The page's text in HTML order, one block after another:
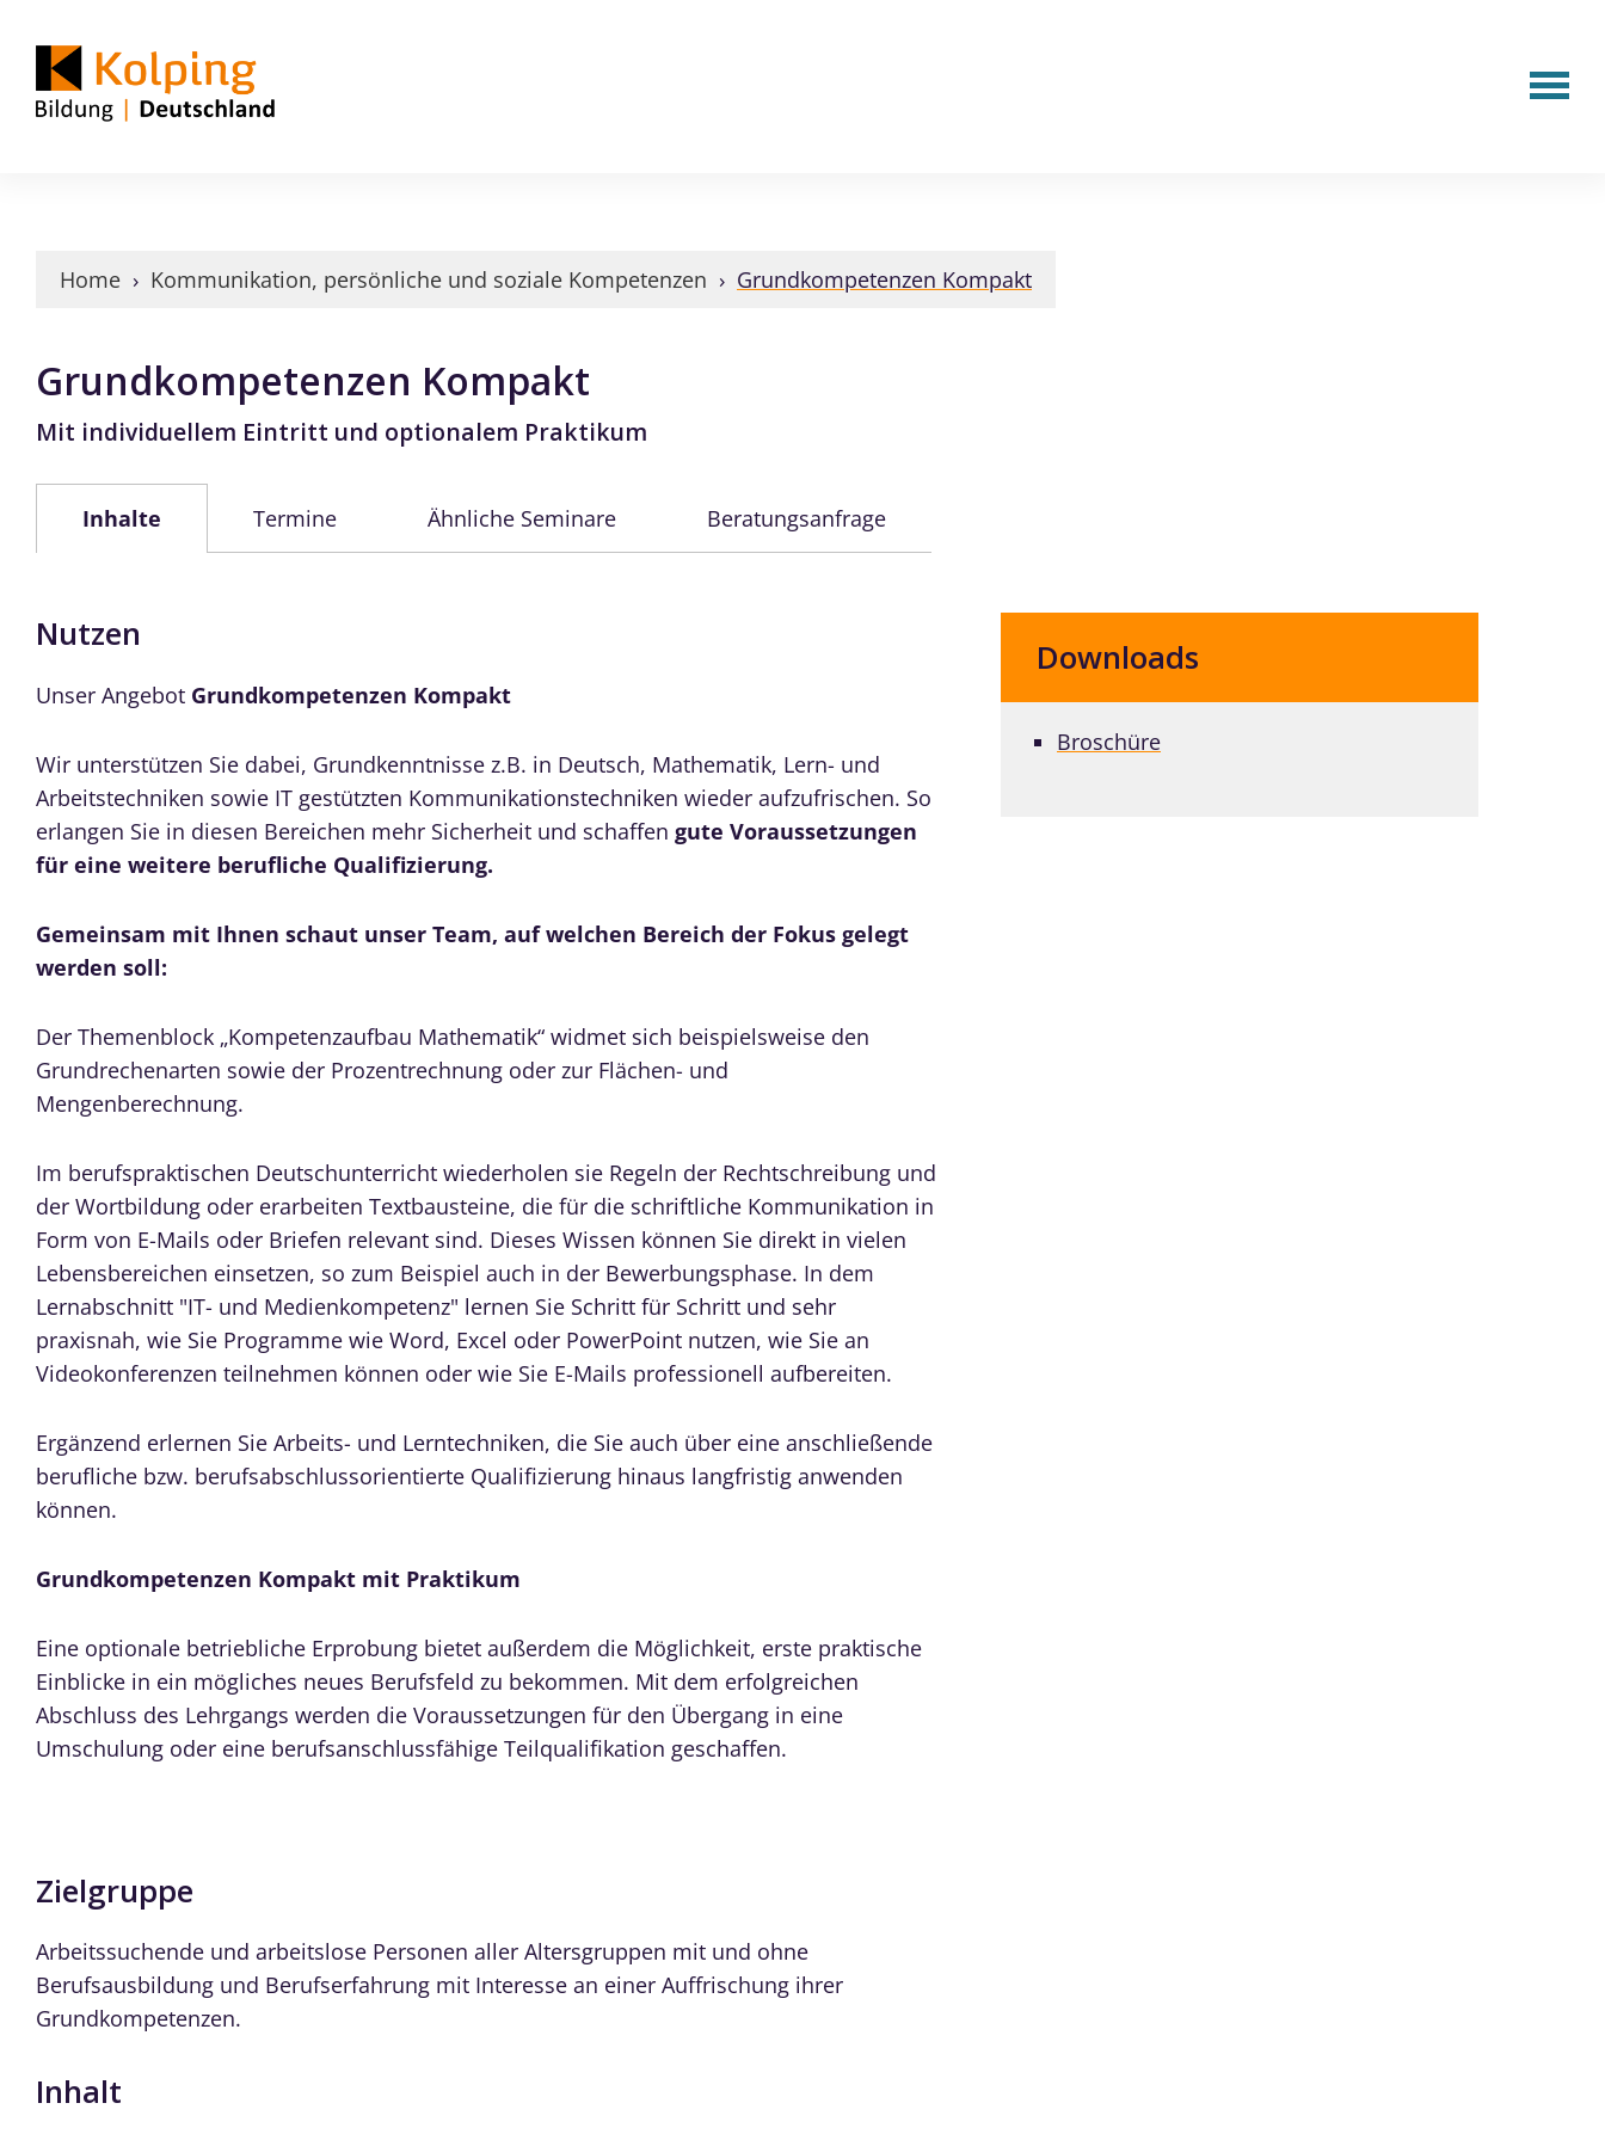
Home › Kommunikation, persönliche und soziale Kompetenzen › Grundkompetenzen Kompakt
Grundkompetenzen Kompakt
Mit individuellem Eintritt und optionalem Praktikum
Inhalte Termine Ähnliche Seminare Beratungsanfrage
Nutzen
Unser Angebot Grundkompetenzen Kompakt
Wir unterstützen Sie dabei, Grundkenntnisse z.B. in Deutsch, Mathematik, Lern- und
Arbeitstechniken sowie IT gestützten Kommunikationstechniken wieder aufzufrischen. So
erlangen Sie in diesen Bereichen mehr Sicherheit und schaffen gute Voraussetzungen
für eine weitere berufliche Qualifizierung.
Gemeinsam mit Ihnen schaut unser Team, auf welchen Bereich der Fokus gelegt
werden soll:
Der Themenblock „Kompetenzaufbau Mathematik“ widmet sich beispielsweise den
Grundrechenarten sowie der Prozentrechnung oder zur Flächen- und
Mengenberechnung.
Im berufspraktischen Deutschunterricht wiederholen sie Regeln der Rechtschreibung und
der Wortbildung oder erarbeiten Textbausteine, die für die schriftliche Kommunikation in
Form von E-Mails oder Briefen relevant sind. Dieses Wissen können Sie direkt in vielen
Lebensbereichen einsetzen, so zum Beispiel auch in der Bewerbungsphase. In dem
Lernabschnitt "IT- und Medienkompetenz" lernen Sie Schritt für Schritt und sehr
praxisnah, wie Sie Programme wie Word, Excel oder PowerPoint nutzen, wie Sie an
Videokonferenzen teilnehmen können oder wie Sie E-Mails professionell aufbereiten.
Ergänzend erlernen Sie Arbeits- und Lerntechniken, die Sie auch über eine anschließende
berufliche bzw. berufsabschlussorientierte Qualifizierung hinaus langfristig anwenden
können.
Grundkompetenzen Kompakt mit Praktikum
Eine optionale betriebliche Erprobung bietet außerdem die Möglichkeit, erste praktische
Einblicke in ein mögliches neues Berufsfeld zu bekommen. Mit dem erfolgreichen
Abschluss des Lehrgangs werden die Voraussetzungen für den Übergang in eine
Umschulung oder eine berufsanschlussfähige Teilqualifikation geschaffen.
Zielgruppe
Arbeitssuchende und arbeitslose Personen aller Altersgruppen mit und ohne
Berufsausbildung und Berufserfahrung mit Interesse an einer Auffrischung ihrer
Grundkompetenzen.
Inhalt
Downloads
Broschüre